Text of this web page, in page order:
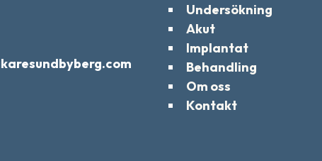
Undersökning
Akut
Implantat
Behandling
Om oss
Kontakt